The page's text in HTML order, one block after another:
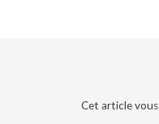
Cet article